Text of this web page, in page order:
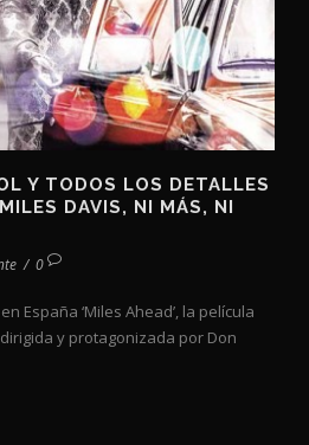
Y TODOS LOS DETALLES
DAVIS, NI MÁS, NI
/ 0
España ‘Miles Ahead’, la película
y protagonizada por Don